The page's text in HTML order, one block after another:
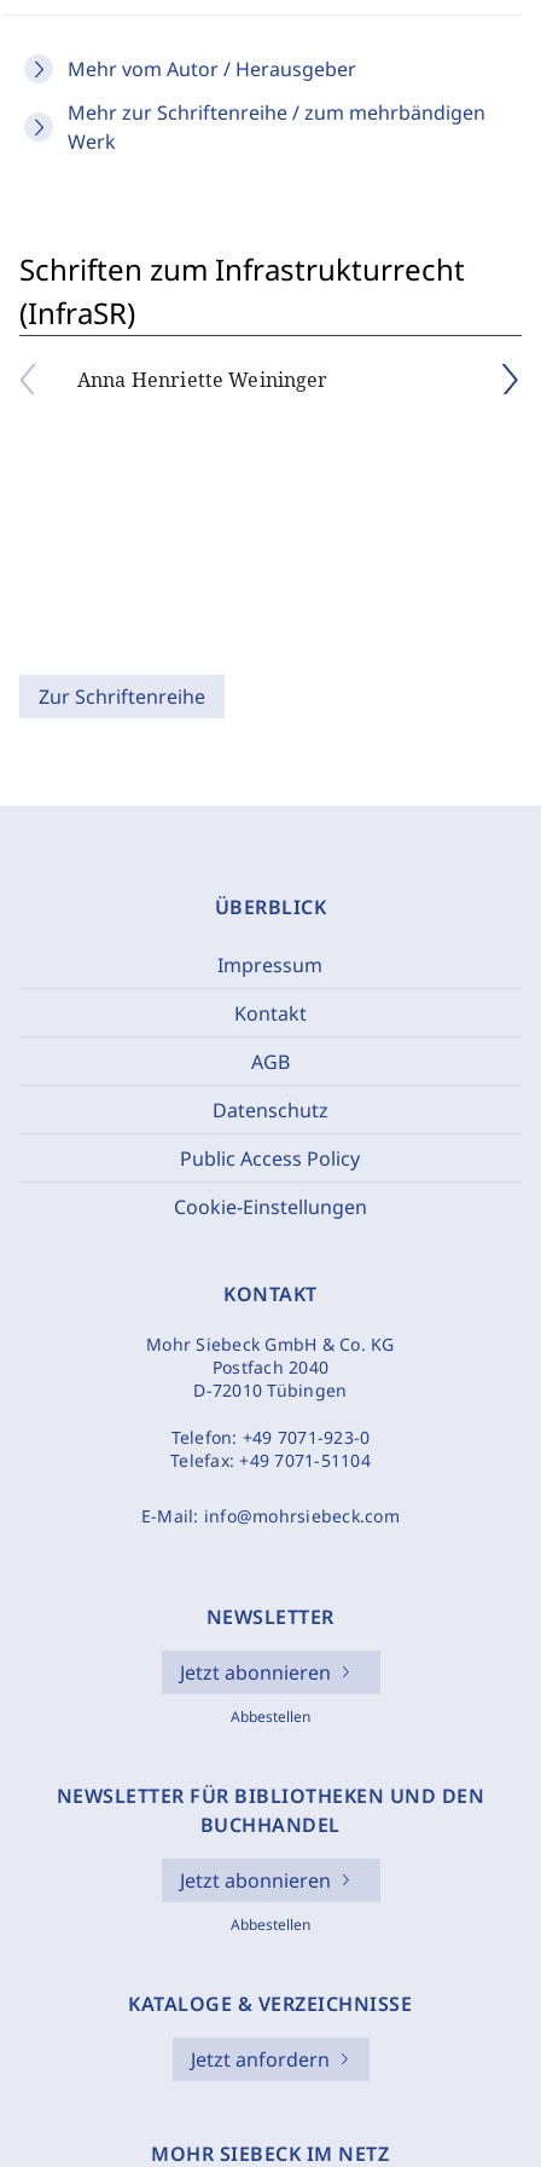
Mehr vom Autor / Herausgeber
Mehr zur Schriftenreihe / zum mehrbändigen
Werk
Schriften zum Infrastrukturrecht
(InfraSR)
Anna Henriette Weininger
Zur Schriftenreihe
ÜBERBLICK
Impressum
Kontakt
AGB
Datenschutz
Public Access Policy
Cookie-Einstellungen
KONTAKT
Mohr Siebeck GmbH & Co. KG
Postfach 2040
D-72010 Tübingen
Telefon: +49 7071-923-0
Telefax:+49 7071-51104
E-Mail: info@mohrsiebeck.com
NEWSLETTER
Jetzt abonnieren
Abbestellen
NEWSLETTER FÜR BIBLIOTHEKEN UND DEN
BUCHHANDEL
Jetzt abonnieren
Abbestellen
KATALOGE & VERZEICHNISSE
Jetzt anfordern
MOHR SIEBECK IM NETZ